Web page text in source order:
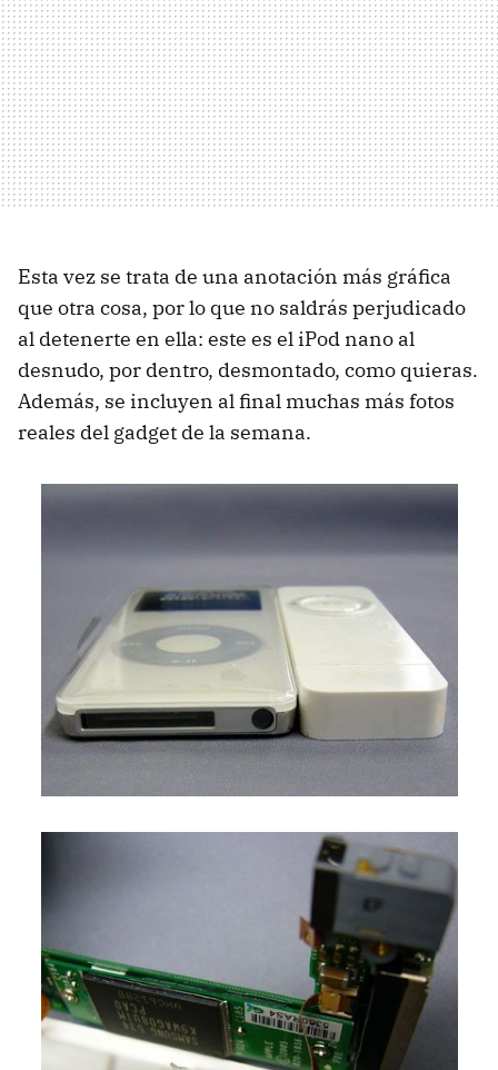
Esta vez se trata de una anotación más gráfica
que otra cosa, por lo que no saldrás perjudicado
al detenerte en ella: este es el iPod nano al
desnudo, por dentro, desmontado, como quieras.
Además, se incluyen al final muchas más fotos
reales del gadget de la semana.